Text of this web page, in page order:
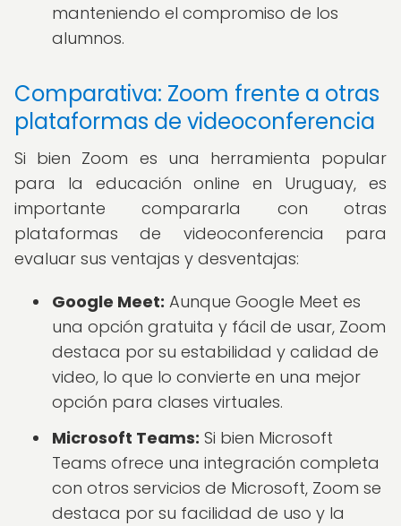
manteniendo el compromiso de los
alumnos.
Comparativa: Zoom frente a otras
plataformas de videoconferencia
Si bien Zoom es una herramienta popular
para la educación online en Uruguay, es
importante compararla con otras
plataformas de videoconferencia para
evaluar sus ventajas y desventajas:
Google Meet: Aunque Google Meet es
una opción gratuita y fácil de usar, Zoom
destaca por su estabilidad y calidad de
video, lo que lo convierte en una mejor
opción para clases virtuales.
Microsoft Teams: Si bien Microsoft
Teams ofrece una integración completa
con otros servicios de Microsoft, Zoom se
destaca por su facilidad de uso y la